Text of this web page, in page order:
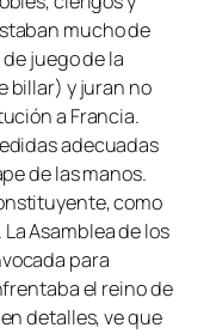
mucho de
juego de la
billar) y juran no
a Francia.
adecuadas
de las manos.
como
Asamblea de los
para
el reino de
detalles, ve que